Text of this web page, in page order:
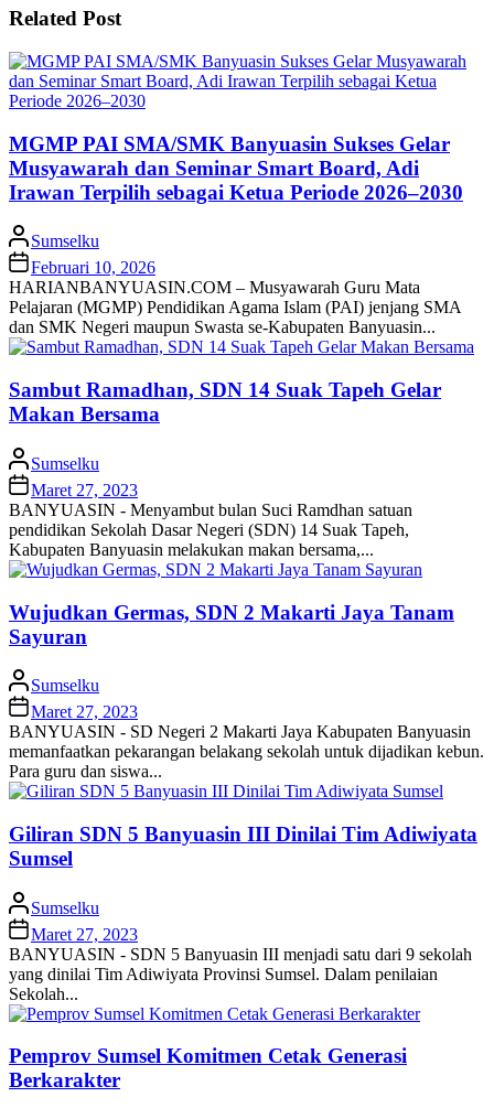
Related Post
MGMP PAI SMA/SMK Banyuasin Sukses Gelar
Musyawarah dan Seminar Smart Board, Adi
Irawan Terpilih sebagai Ketua Periode 2026–2030
Sumselku
Februari 10, 2026
HARIANBANYUASIN.COM – Musyawarah Guru Mata
Pelajaran (MGMP) Pendidikan Agama Islam (PAI) jenjang SMA
dan SMK Negeri maupun Swasta se-Kabupaten Banyuasin...
Sambut Ramadhan, SDN 14 Suak Tapeh Gelar
Makan Bersama
Sumselku
Maret 27, 2023
BANYUASIN - Menyambut bulan Suci Ramdhan satuan
pendidikan Sekolah Dasar Negeri (SDN) 14 Suak Tapeh,
Kabupaten Banyuasin melakukan makan bersama,...
Wujudkan Germas, SDN 2 Makarti Jaya Tanam
Sayuran
Sumselku
Maret 27, 2023
BANYUASIN - SD Negeri 2 Makarti Jaya Kabupaten Banyuasin
memanfaatkan pekarangan belakang sekolah untuk dijadikan kebun.
Para guru dan siswa...
Giliran SDN 5 Banyuasin III Dinilai Tim Adiwiyata
Sumsel
Sumselku
Maret 27, 2023
BANYUASIN - SDN 5 Banyuasin III menjadi satu dari 9 sekolah
yang dinilai Tim Adiwiyata Provinsi Sumsel. Dalam penilaian
Sekolah...
Pemprov Sumsel Komitmen Cetak Generasi
Berkarakter